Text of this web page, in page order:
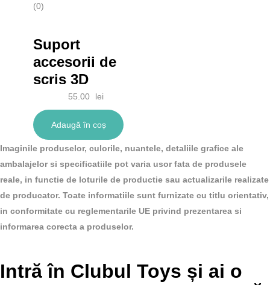
(0)
Suport
accesorii de
scris 3D
Oite/Sheep (9
buc/display)
55.00 lei
Adaugă în coș
Imaginile produselor, culorile, nuantele, detaliile grafice ale
ambalajelor si specificatiile pot varia usor fata de produsele
reale, in functie de loturile de productie sau actualizarile realizate
de producator. Toate informatiile sunt furnizate cu titlu orientativ,
in conformitate cu reglementarile UE privind prezentarea si
informarea corecta a produselor.
Intră în Clubul Toys și ai o